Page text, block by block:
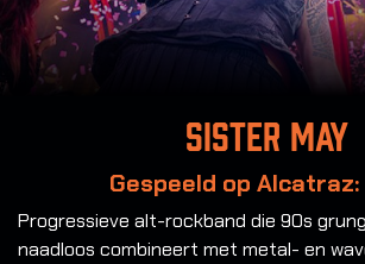
Sister May
Gespeeld op
Progressieve alt-rockband die 90s
naadloos combineert met metal- en